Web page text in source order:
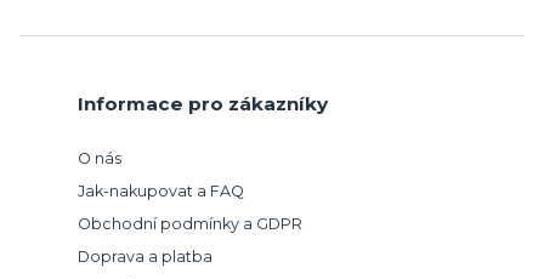
Informace pro zákazníky
O nás
Jak-nakupovat a FAQ
Obchodní podmínky a GDPR
Doprava a platba